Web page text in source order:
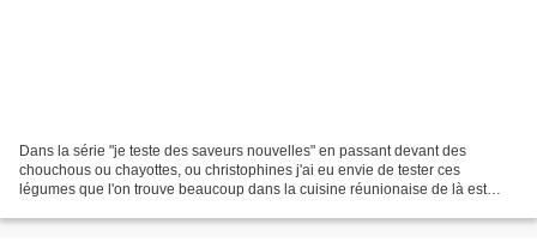
Dans la série "je teste des saveurs nouvelles" en passant devant des
chouchous ou chayottes, ou christophines j'ai eu envie de tester ces
légumes que l'on trouve beaucoup dans la cuisine réunionaise de là est